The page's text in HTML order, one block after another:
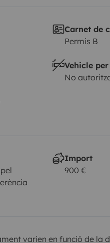
Carnet de
Permis B
Vehicle
No
Import
900 €
varien en funció de la